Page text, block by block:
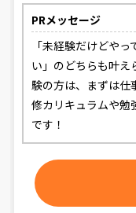
PRメッセージ
「未経験だけどや
い」のどちらも叶え
験の方は、まずは仕
修カリキュラムや勉
です！